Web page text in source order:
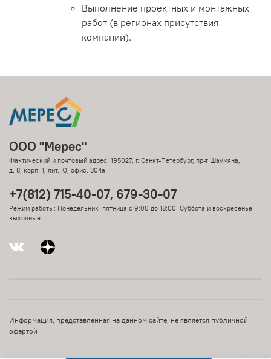
Выполнение проектных и монтажных
работ (в регионах присутствия
компании).
ООО "Мерес"
Фактический и почтовый адрес: 195027, г. Санкт-Петербург, пр-т Шаумяна,
д. 8, корп. 1, лит. Ю, офис. 304а
+7(812) 715-40-07, 679-30-07
Режим работы: Понедельник–пятница с 9:00 до 18:00 Суббота и воскресенье —
выходные
Информация, представленная на данном сайте, не является публичной
офертой